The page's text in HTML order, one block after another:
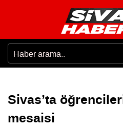
Sivas’ta
mesaisi